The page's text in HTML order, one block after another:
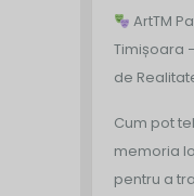
ArtTM
Timișoara
de
Cum pot
memoria
pentru a